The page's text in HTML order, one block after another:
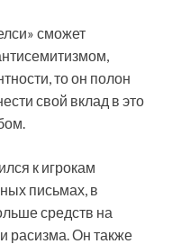
сможет
то он полон
свой вклад в это
к игрокам
письмах, в
средств на
расизма. Он также